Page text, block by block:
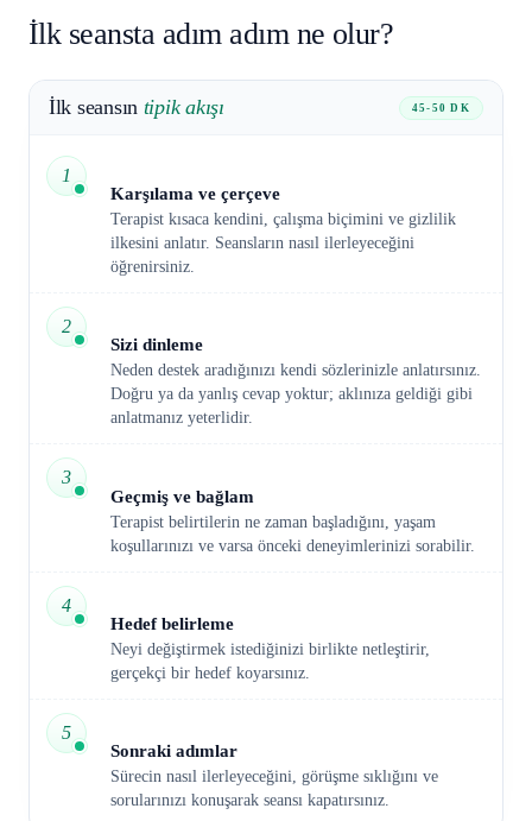
İlk seansta adım adım ne olur?
İlk seansın tipik akışı 45-50 DK
1
Karşılama ve çerçeve
Terapist kısaca kendini, çalışma biçimini ve gizlilik
ilkesini anlatır. Seansların nasıl ilerleyeceğini
öğrenirsiniz.
2
Sizi dinleme
Neden destek aradığınızı kendi sözlerinizle anlatırsınız.
Doğru ya da yanlış cevap yoktur; aklınıza geldiği gibi
anlatmanız yeterlidir.
3
Geçmiş ve bağlam
Terapist belirtilerin ne zaman başladığını, yaşam
koşullarınızı ve varsa önceki deneyimlerinizi sorabilir.
4
Hedef belirleme
Neyi değiştirmek istediğinizi birlikte netleştirir,
gerçekçi bir hedef koyarsınız.
5
Sonraki adımlar
Sürecin nasıl ilerleyeceğini, görüşme sıklığını ve
sorularınızı konuşarak seansı kapatırsınız.